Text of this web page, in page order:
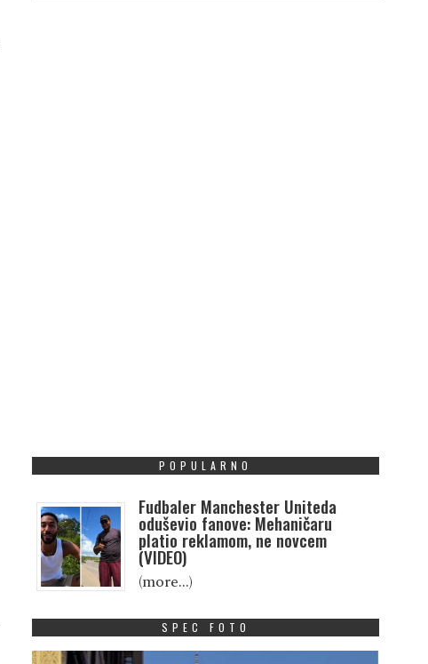
POPULARNO
Fudbaler Manchester Uniteda
oduševio fanove: Mehaničaru
platio reklamom, ne novcem
(VIDEO)
(more…)
SPEC FOTO